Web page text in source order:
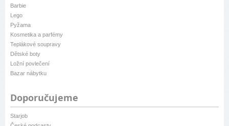
Barbie
Lego
Pyžama
Kosmetika a parfémy
Teplákové soupravy
Dětské boty
Ložní povlečení
Bazar nábytku
Doporučujeme
Starjob